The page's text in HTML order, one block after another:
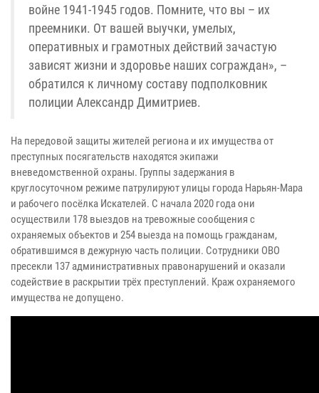
войне 1941-1945 годов. Помните, что вы – их
преемники. От вашей выучки, умелых,
оперативных и грамотных действий зачастую
зависят жизни и здоровье наших сограждан», –
обратился к личному составу подполковник
полиции Александр Димитриев.
На передовой защиты жителей региона и их имущества от
преступных посягательств находятся экипажи
вневедомственной охраны. Группы задержания в
круглосуточном режиме патрулируют улицы города Нарьян-Мара
и рабочего посёлка Искателей. С начала 2020 года они
осуществили 178 выездов на тревожные сообщения с
охраняемых объектов и 254 выезда на помощь гражданам,
обратившимся в дежурную часть полиции. Сотрудники ОВО
пресекли 137 административных правонарушений и оказали
содействие в раскрытии трёх преступлений. Краж охраняемого
имущества не допущено.